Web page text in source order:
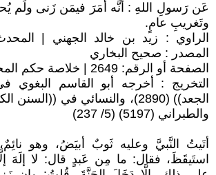
عَن رَسولِ اللهِ : أنَّه أمَرَ فيمَن زَنى ولَم
وتَغريبِ عامٍ.
الراوي : زيد بن خالد الجهني |
المصدر : صحيح البخاري
الصفحة أو الرقم: 2649 | خلاصة حكم المحدث : [صحيح]
التخريج : أخرجه أبو القاسم البغوي
والطبراني (5197) (5/ 237)
أتَيتُ النَّبيَّ وعليه ثَوبٌ أبيَضُ، وهو
استَيقَظَ، فقال: ما مِن عَبدٍ قال: لا إلَهَ